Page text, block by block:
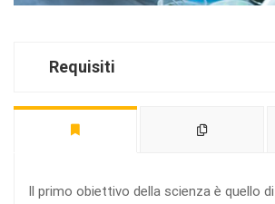
Requisiti
Il primo obiettivo della scienza è quello